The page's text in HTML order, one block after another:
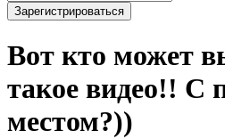
Зарегистрироваться
Вот кто может
такое видео!! С
местом?))